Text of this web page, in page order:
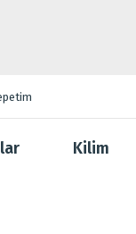
Kilim